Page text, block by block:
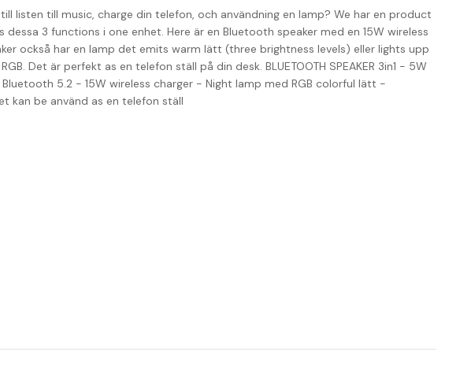
till listen till music, charge din telefon, och användning en lamp? We har en product
dessa 3 functions i one enhet. Here är en Bluetooth speaker med en 15W wireless
också har en lamp det emits warm lätt (three brightness levels) eller lights upp
Det är perfekt as en telefon ställ på din desk. BLUETOOTH SPEAKER 3in1 - 5W
5.2 - 15W wireless charger - Night lamp med RGB colorful lätt -
kan be använd as en telefon ställ